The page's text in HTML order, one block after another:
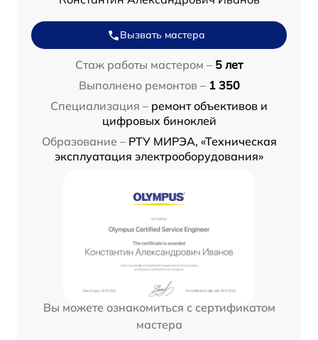
Вызвать мастера
Стаж работы мастером – 5 лет
Выполнено ремонтов – 1 350
Специализация – ремонт объективов и
цифровых биноклей
Образование – РТУ МИРЭА, «Техническая
эксплуатация электрооборудования»
Вы можете ознакомиться с сертификатом
мастера